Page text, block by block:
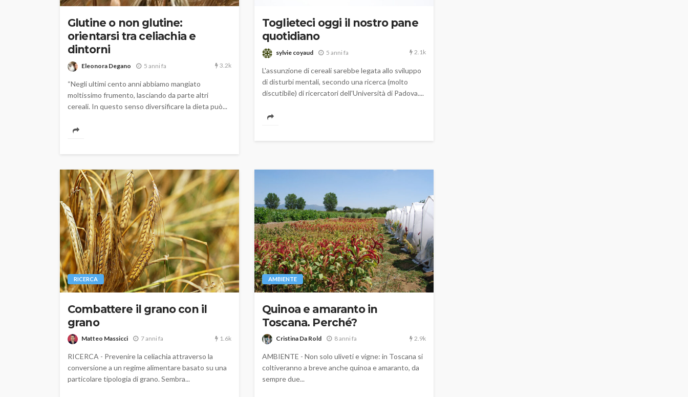
Glutine o non glutine:
orientarsi tra celiachia e
dintorni
Eleonora Degano 5 anni fa 3.2k
“Negli ultimi cento anni abbiamo mangiato
moltissimo frumento, lasciando da parte altri
cereali. In questo senso diversificare la dieta può...
Toglieteci oggi il nostro pane
quotidiano
sylvie coyaud 5 anni fa 2.1k
L'assunzione di cereali sarebbe legata allo sviluppo
di disturbi mentali, secondo una ricerca (molto
discutibile) di ricercatori dell'Università di Padova....
RICERCA
Combattere il grano con il
grano
Matteo Massicci 7 anni fa 1.6k
RICERCA - Prevenire la celiachia attraverso la
conversione a un regime alimentare basato su una
particolare tipologia di grano. Sembra...
AMBIENTE
Quinoa e amaranto in
Toscana. Perché?
Cristina Da Rold 8 anni fa 2.9k
AMBIENTE - Non solo uliveti e vigne: in Toscana si
coltiveranno a breve anche quinoa e amaranto, da
sempre due...